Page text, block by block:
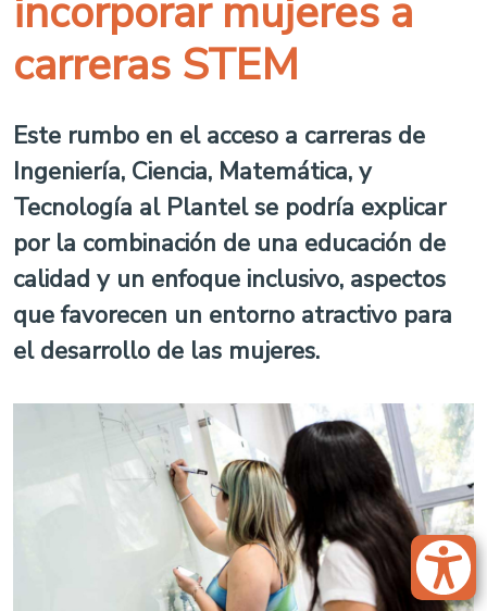
incorporar mujeres a
carreras STEM
Este rumbo en el acceso a carreras de
Ingeniería, Ciencia, Matemática, y
Tecnología al Plantel se podría explicar
por la combinación de una educación de
calidad y un enfoque inclusivo, aspectos
que favorecen un entorno atractivo para
el desarrollo de las mujeres.